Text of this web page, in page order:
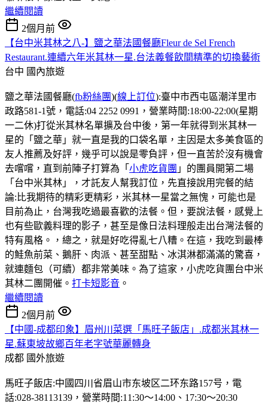
繼續閱讀
2個月前
【台中米其林之八-】鹽之華法國餐廳Fleur de Sel French
Restaurant.連續六年米其林一星.台法義餐飲間精準的切換藝術
台中 國內旅遊
鹽之華法國餐廳(fb粉絲團)(線上訂位):臺中市西屯區潮洋里市
政路581-1號，電話:04 2252 0991，營業時間:18:00-22:00(星期
一二休)打從米其林名單擴及台中後，第一年就得到米其林一
星的「鹽之華」就一直是我的口袋名單，主因是太多美食區的
友人推薦及好評，幾乎可以說是零負評，但一直苦於沒有機會
去嚐嚐，直到前陣子打算為「 小虎吃貨團 」的團員開第二場
「台中米其林」，才託友人幫我訂位，先直接說用完餐的結
論:比我期待的精彩更精彩，米其林一星當之無愧，可能也是
目前為止，台灣我吃過最喜歡的法餐。但，要說法餐，感覺上
也有些歐義料理的影子，甚至是像日法料理般走出台灣法餐的
特有風格。，總之，就是好吃得亂七八糟。在這，我吃到最棒
的鮭魚前菜、鵝肝、肉派、甚至甜點、冰淇淋都滿滿的驚喜，
就連麵包（可續）都非常美味。為了這家，小虎吃貨團台中米
其林二團開催。 打卡短影音 。
繼續閱讀
2個月前
【中國-成都印象】眉州川菜選「馬旺子飯店」.成都米其林一
星.蘇東坡故鄉百年老字號華麗轉身
成都 國外旅遊
馬旺子飯店:中國四川省眉山市东坡区二环东路157号，電
話:028-38113139，營業時間:11:30〜14:00、17:30〜20:30